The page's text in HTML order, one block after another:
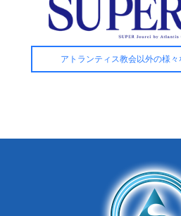
アトランティス教会以外の様